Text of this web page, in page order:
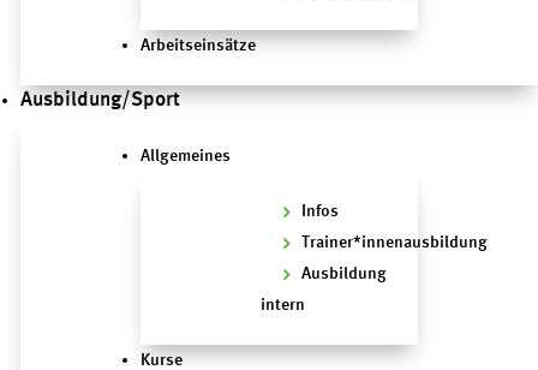
Arbeitseinsätze
Ausbildung/Sport
Allgemeines
Infos
Trainer*innenausbildung
Ausbildung
intern
Kurse